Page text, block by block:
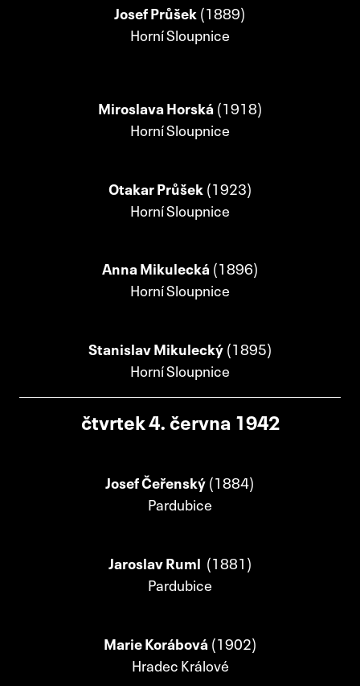
Josef Průšek(1889)
Horní Sloupnice
Miroslava Horská (1918)
Horní Sloupnice
Otakar Průšek (1923)
Horní Sloupnice
Anna Mikulecká (1896)
Horní Sloupnice
Stanislav Mikulecký (1895)
Horní Sloupnice
čtvrtek 4. června 1942
Josef Čeřenský(1884)
Pardubice
Jaroslav Ruml (1881)
Pardubice
Marie Korábová (1902)
Hradec Králové